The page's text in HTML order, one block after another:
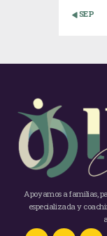
« SEP
Apoyamos a familias,
especializada y